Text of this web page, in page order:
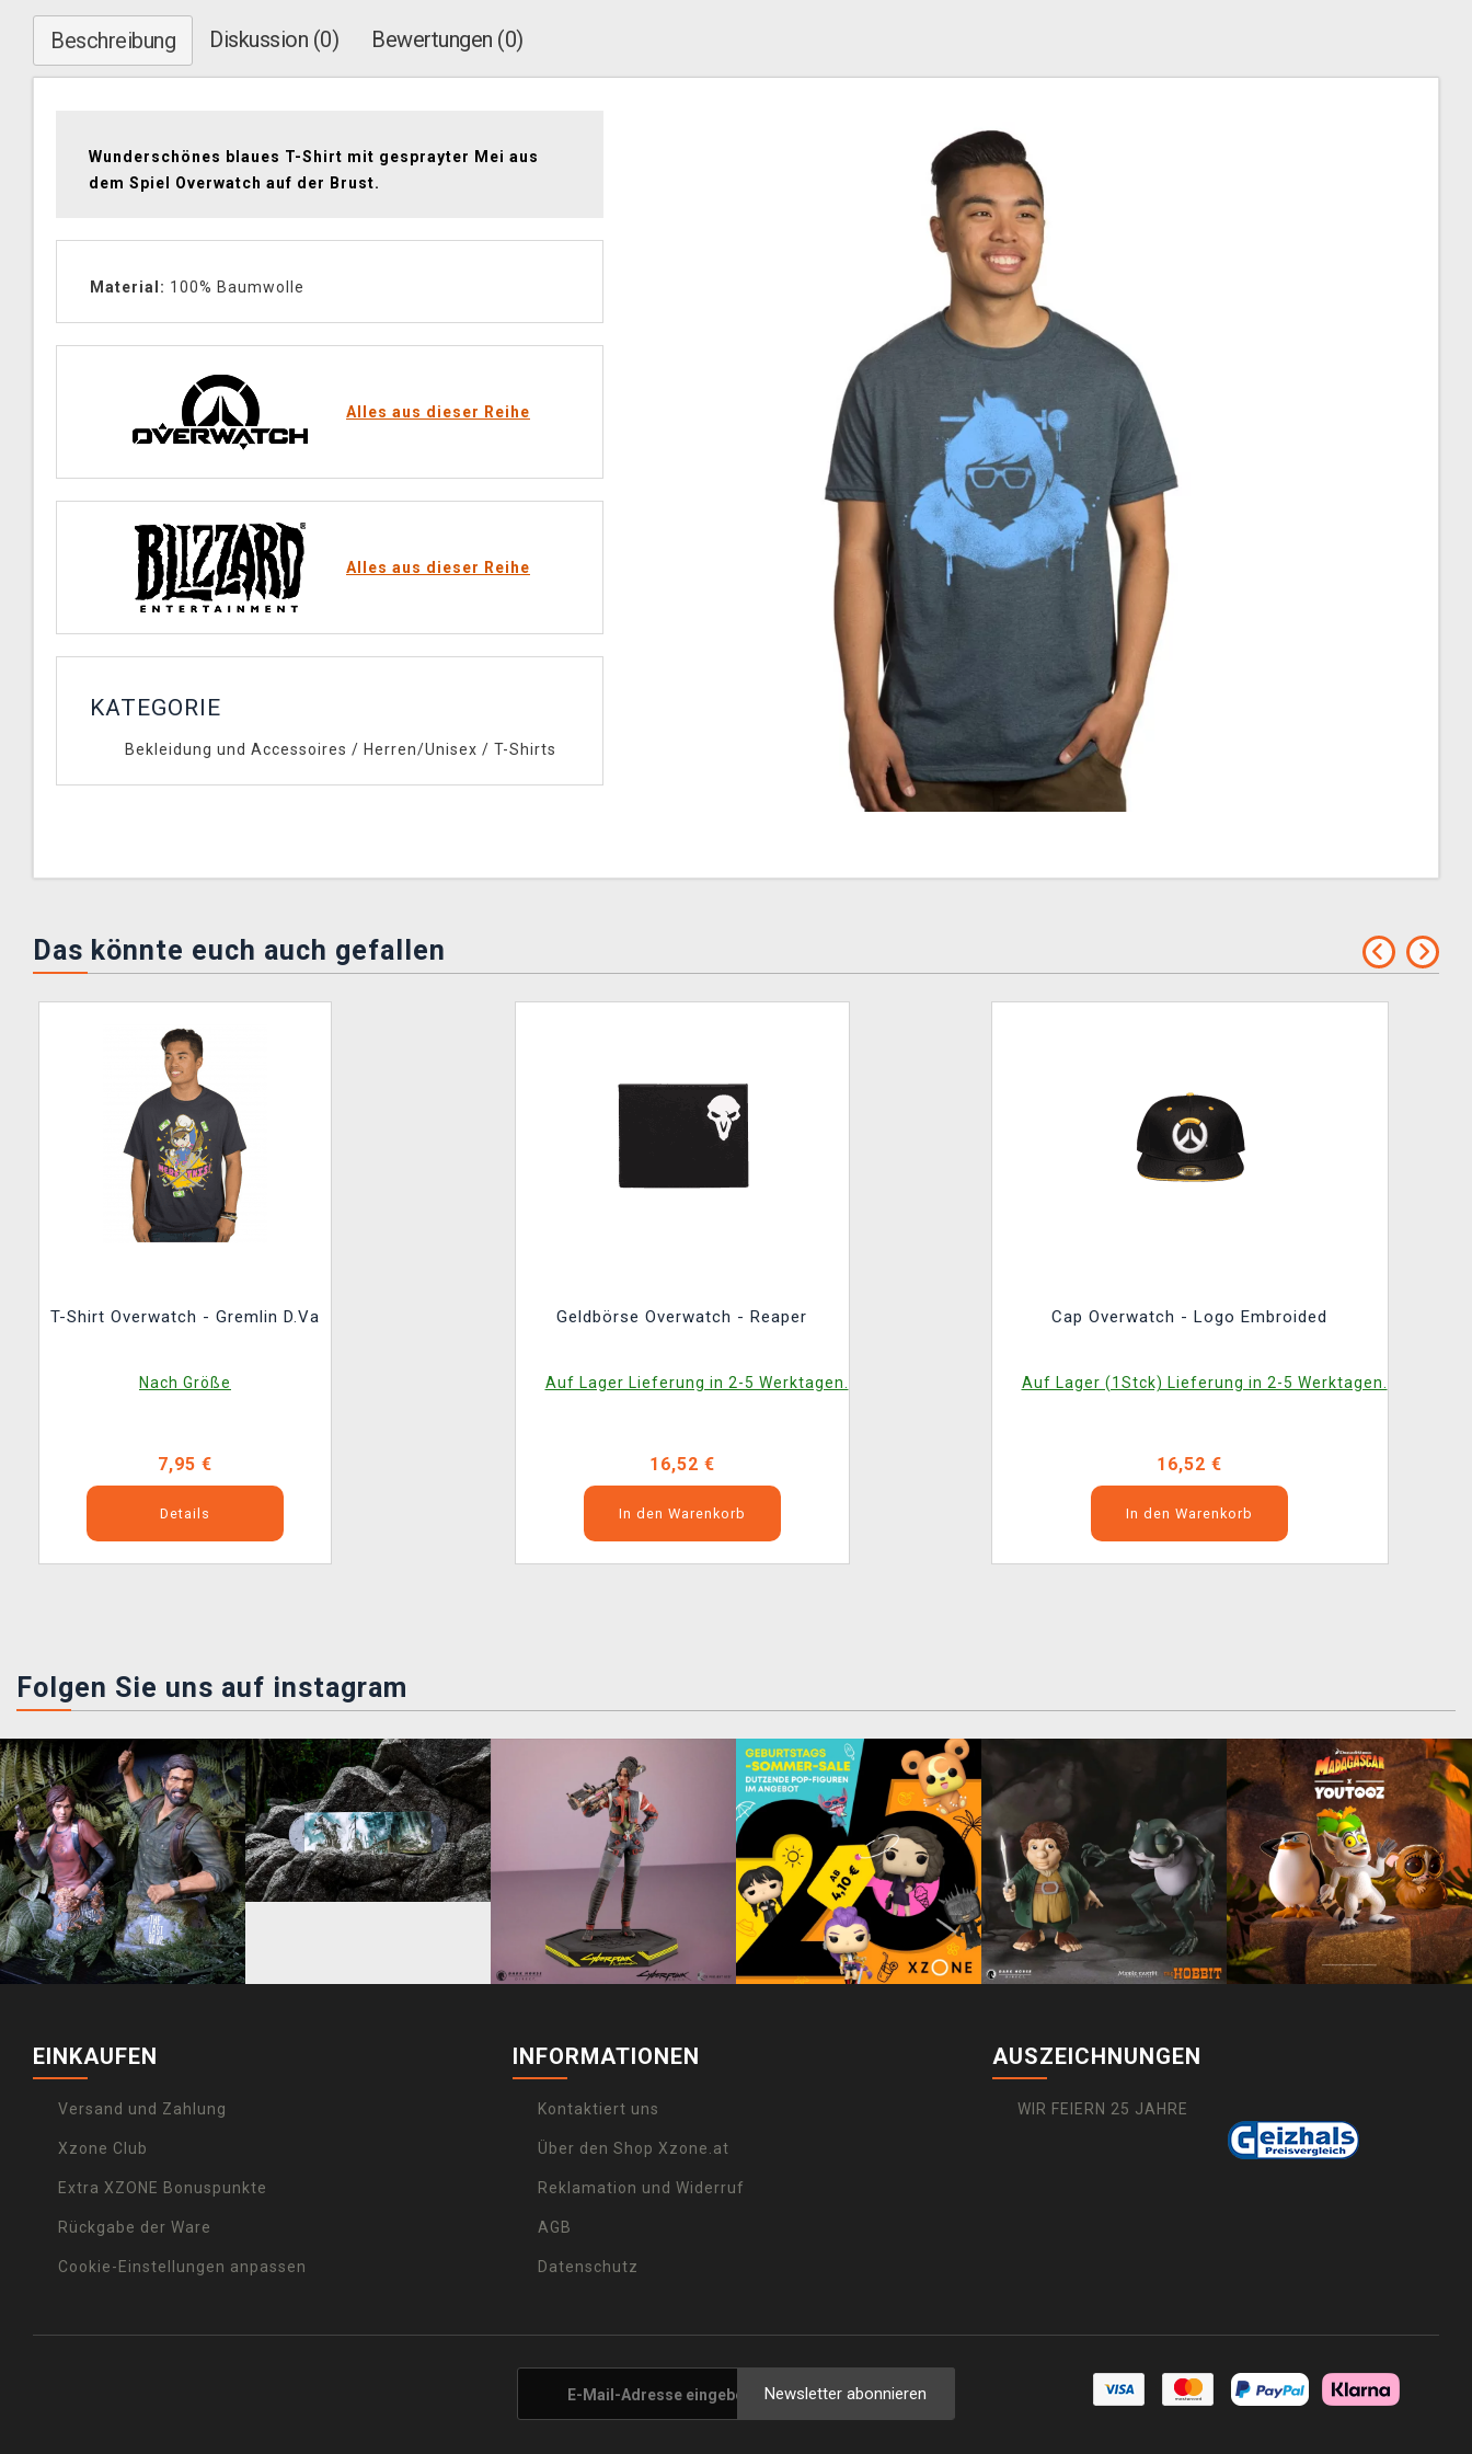
Beschreibung Diskussion (0) Bewertungen (0)
Wunderschönes blaues T-Shirt mit gesprayter Mei aus
dem Spiel Overwatch auf der Brust.
Material: 100% Baumwolle
Alles aus dieser Reihe
Alles aus dieser Reihe
KATEGORIE
Bekleidung und Accessoires / Herren/Unisex / T-Shirts
Das könnte euch auch gefallen
T-Shirt Overwatch - Gremlin D.Va
Nach Größe
7,95 €
Details
Geldbörse Overwatch - Reaper
Auf Lager Lieferung in 2-5 Werktagen.
16,52 €
In den Warenkorb
Cap Overwatch - Logo Embroided
Auf Lager (1Stck) Lieferung in 2-5 Werktagen.
16,52 €
In den Warenkorb
Folgen Sie uns auf instagram
EINKAUFEN
Versand und Zahlung
Xzone Club
Extra XZONE Bonuspunkte
Rückgabe der Ware
Cookie-Einstellungen anpassen
INFORMATIONEN
Kontaktiert uns
Über den Shop Xzone.at
Reklamation und Widerruf
AGB
Datenschutz
AUSZEICHNUNGEN
WIR FEIERN 25 JAHRE
Newsletter abonnieren